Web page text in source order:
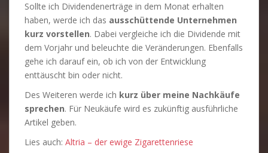
Sollte ich Dividendenerträge in dem Monat erhalten
haben, werde ich das ausschüttende Unternehmen
kurz vorstellen. Dabei vergleiche ich die Dividende mit
dem Vorjahr und beleuchte die Veränderungen. Ebenfalls
gehe ich darauf ein, ob ich von der Entwicklung
enttäuscht bin oder nicht.
Des Weiteren werde ich kurz über meine Nachkäufe
sprechen. Für Neukäufe wird es zukünftig ausführliche
Artikel geben.
Lies auch: Altria – der ewige Zigarettenriese